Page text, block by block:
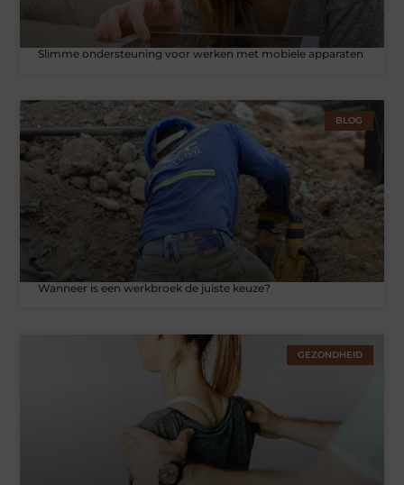
Slimme ondersteuning voor werken met mobiele apparaten
BLOG
Wanneer is een werkbroek de juiste keuze?
GEZONDHEID